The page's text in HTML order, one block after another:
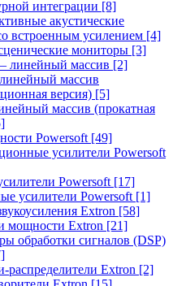
интеграции [8]
акустические
встроенным усилением [4]
мониторы [3]
линейный массив [2]
массив
версия) [5]
массив (прокатная
Powersoft [49]
усилители Powersoft
Powersoft [17]
усилители Powersoft [1]
Extron [58]
мощности Extron [21]
обработки сигналов (DSP)
распределители Extron [2]